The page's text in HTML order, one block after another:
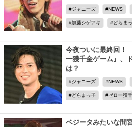
ジャニーズ NEWS
加藤シゲアキ どらま
今夜ついに最終回！
一獲千金ゲーム』、
は？
ジャニーズ NEWS
どらまっ子 ゼロ一獲
ベジータみたいな間